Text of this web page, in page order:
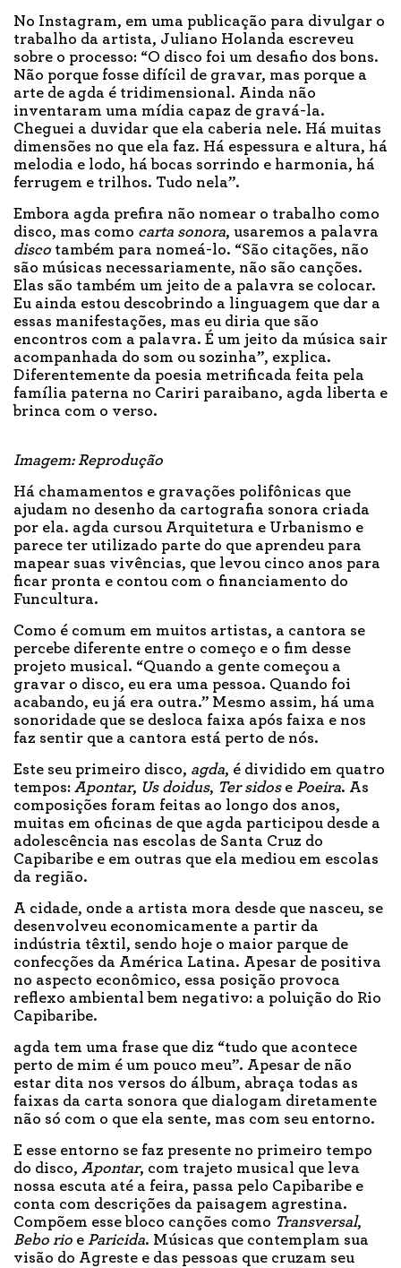
No Instagram, em uma publicação para divulgar o
trabalho da artista, Juliano Holanda escreveu
sobre o processo: “O disco foi um desafio dos bons.
Não porque fosse difícil de gravar, mas porque a
arte de agda é tridimensional. Ainda não
inventaram uma mídia capaz de gravá-la.
Cheguei a duvidar que ela caberia nele. Há muitas
dimensões no que ela faz. Há espessura e altura, há
melodia e lodo, há bocas sorrindo e harmonia, há
ferrugem e trilhos. Tudo nela”.
Embora agda prefira não nomear o trabalho como
disco, mas como carta sonora, usaremos a palavra
disco também para nomeá-lo. “São citações, não
são músicas necessariamente, não são canções.
Elas são também um jeito de a palavra se colocar.
Eu ainda estou descobrindo a linguagem que dar a
essas manifestações, mas eu diria que são
encontros com a palavra. É um jeito da música sair
acompanhada do som ou sozinha”, explica.
Diferentemente da poesia metrificada feita pela
família paterna no Cariri paraibano, agda liberta e
brinca com o verso.
Imagem: Reprodução
Há chamamentos e gravações polifônicas que
ajudam no desenho da cartografia sonora criada
por ela. agda cursou Arquitetura e Urbanismo e
parece ter utilizado parte do que aprendeu para
mapear suas vivências, que levou cinco anos para
ficar pronta e contou com o financiamento do
Funcultura.
Como é comum em muitos artistas, a cantora se
percebe diferente entre o começo e o fim desse
projeto musical. “Quando a gente começou a
gravar o disco, eu era uma pessoa. Quando foi
acabando, eu já era outra.” Mesmo assim, há uma
sonoridade que se desloca faixa após faixa e nos
faz sentir que a cantora está perto de nós.
Este seu primeiro disco, agda, é dividido em quatro
tempos: Apontar, Us doidus, Ter sidose Poeira. As
composições foram feitas ao longo dos anos,
muitas em oficinas de que agda participou desde a
adolescência nas escolas de Santa Cruz do
Capibaribe e em outras que ela mediou em escolas
da região.
A cidade, onde a artista mora desde que nasceu, se
desenvolveu economicamente a partir da
indústria têxtil, sendo hoje o maior parque de
confecções da América Latina. Apesar de positiva
no aspecto econômico, essa posição provoca
reflexo ambiental bem negativo: a poluição do Rio
Capibaribe.
agda tem uma frase que diz “tudo que acontece
perto de mim é um pouco meu”. Apesar de não
estar dita nos versos do álbum, abraça todas as
faixas da carta sonora que dialogam diretamente
não só com o que ela sente, mas com seu entorno.
E esse entorno se faz presente no primeiro tempo
do disco, Apontar, com trajeto musical que leva
nossa escuta até a feira, passa pelo Capibaribe e
conta com descrições da paisagem agrestina.
Compõem esse bloco canções como Transversal,
Bebo rio e Paricida. Músicas que contemplam sua
visão do Agreste e das pessoas que cruzam seu